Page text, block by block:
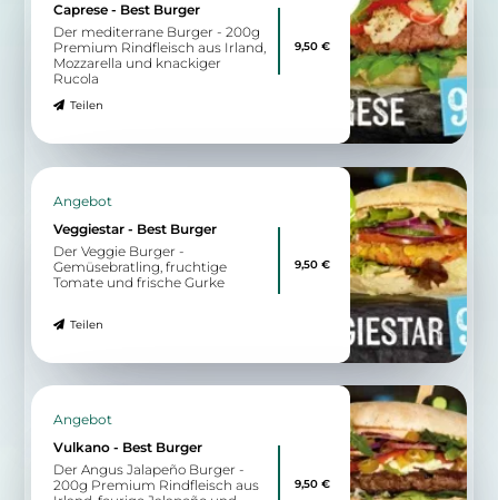
Caprese - Best Burger
Der mediterrane Burger - 200g
Premium Rindfleisch aus Irland,
Mozzarella und knackiger
Rucola
Teilen
9,50 €
Angebot
Veggiestar - Best Burger
Der Veggie Burger -
Gemüsebratling, fruchtige
Tomate und frische Gurke
Teilen
9,50 €
Angebot
Vulkano - Best Burger
Der Angus Jalapeño Burger -
200g Premium Rindfleisch aus
9,50 €